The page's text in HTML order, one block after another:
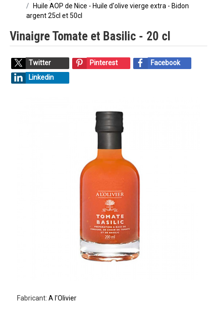
Huile AOP de Nice - Huile d'olive vierge extra - Bidon
argent 25cl et 50cl
Vinaigre Tomate et Basilic - 20 cl
Twitter Pinterest
Facebook
Linkedin
Fabricant: A l'Olivier